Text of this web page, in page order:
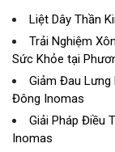
Liệt Dây Thần
Trải Nghiệm
Sức Khỏe tại
Giảm Đau Lưng
Đông Inomas
Giải Pháp Điều
Inomas